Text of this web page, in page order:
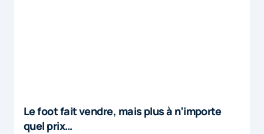
Le foot fait vendre, mais plus à n’importe
quel prix…